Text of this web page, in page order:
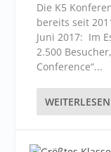
Die K5
bereits seit
Juni 2017: Im
2.500
Conference“...
WEITERLESEN